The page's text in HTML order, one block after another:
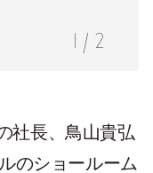
1 / 2
社長、鳥山貴弘
のショールーム